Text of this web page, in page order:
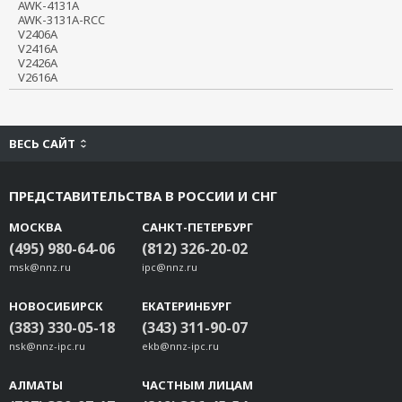
CBL-RJ45F25-150
CBL-M25M9x2-50
TB-M9
TB-F9
NP21101
NP21102
NP21103
Mini DB9F-to-TB
CBL-M12(FF5P)/OPEN-100 IP67
CBL-M12D(MM4P)/RJ45-100 IP67
CBL-F9M9-150
AWK-4131A
AWK-3131A-RCC
V2406A
V2416A
V2426A
V2616A
ВЕСЬ САЙТ
ПРЕДСТАВИТЕЛЬСТВА В РОССИИ И СНГ
МОСКВА
(495) 980-64-06
msk@nnz.ru
САНКТ-ПЕТЕРБУРГ
(812) 326-20-02
ipc@nnz.ru
НОВОСИБИРСК
(383) 330-05-18
nsk@nnz-ipc.ru
ЕКАТЕРИНБУРГ
(343) 311-90-07
ekb@nnz-ipc.ru
АЛМАТЫ ЧАСТНЫМ ЛИЦАМ